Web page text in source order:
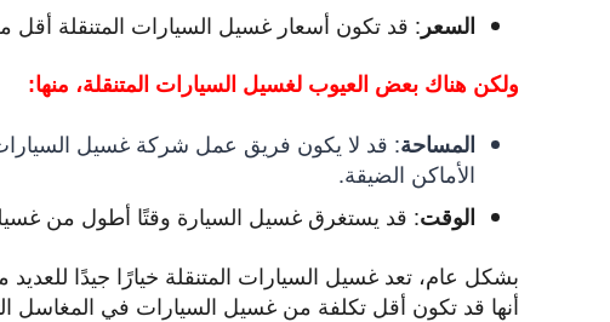
السعر : قد تكون أسعار غسيل السيارات المتنقلة
ولكن هناك بعض العيوب لغسيل السيارات المتنقلة، منها:
المساحة: قد لا يكون فريق عمل شركة غسيل
الأماكن الضيقة.
الوقت: قد يستغرق غسيل السيارة وقتًا أطول من
بشكل عام، تعد غسيل السيارات المتنقلة خيارًا جيدًا
أنها قد تكون أقل تكلفة من غسيل السيارات في المغاسل